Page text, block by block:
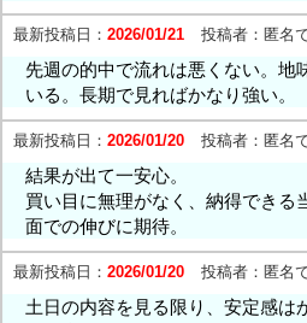
最新投稿日： 2026/01/21 投稿者： 匿名
先週の的中で流れは悪くない。地
いる。長期で見ればかなり強い。
最新投稿日： 2026/01/20 投稿者： 匿名
結果が出て一安心。
買い目に無理がなく、納得できる
面での伸びに期待。
最新投稿日： 2026/01/20 投稿者： 匿名
土日の内容を見る限り、安定感は